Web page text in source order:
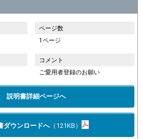
ページ数
1ページ
コメント
ご愛用者登録のお願い
説明書詳細ページへ
ダウンロードへ（121KB）